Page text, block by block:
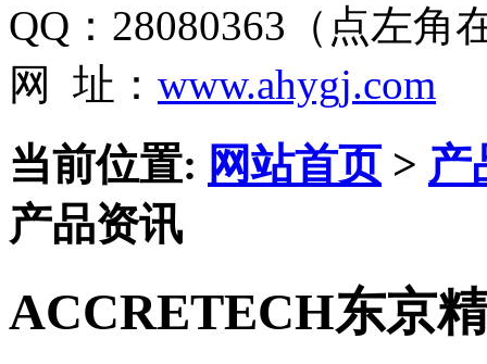
QQ：28080363（点左角
网 址： www.ahygj.com
当前位置: 网站首页> 产
产品资讯
ACCRETECH东京